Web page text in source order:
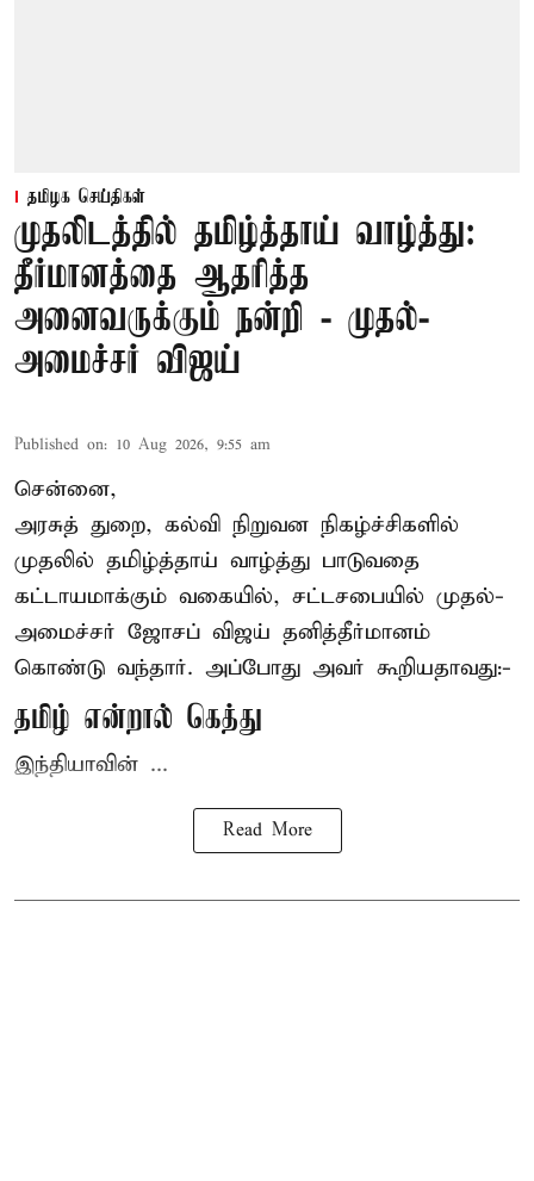
தமிழக செய்திகள்
முதலிடத்தில் தமிழ்த்தாய் வாழ்த்து:
தீர்மானத்தை ஆதரித்த
அனைவருக்கும் நன்றி - முதல்-
அமைச்சர் விஜய்
Published on: 10 Aug 2026, 9:55 am
சென்னை,
அரசுத் துறை, கல்வி நிறுவன நிகழ்ச்சிகளில்
முதலில் தமிழ்த்தாய் வாழ்த்து பாடுவதை
கட்டாயமாக்கும் வகையில், சட்டசபையில் முதல்-
அமைச்சர் ஜோசப் விஜய் தனித்தீர்மானம்
கொண்டு வந்தார். அப்போது அவர் கூறியதாவது:-
தமிழ் என்றால் கெத்து
இந்தியாவின் ...
Read More